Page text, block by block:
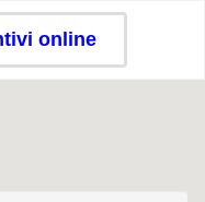
online